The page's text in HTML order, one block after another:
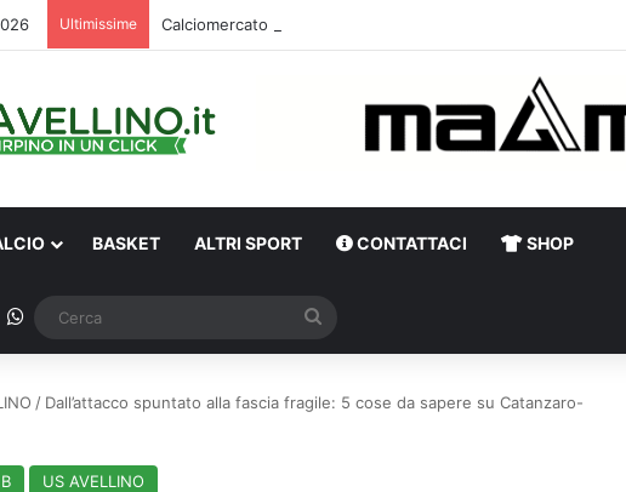
Ultimissime
BASKET ALTRI SPORT CONTATTACI SHOP
WhatsApp
/ Dall’attacco spuntato alla fascia fragile: 5 cose da sapere su Catanzaro-
US AVELLINO